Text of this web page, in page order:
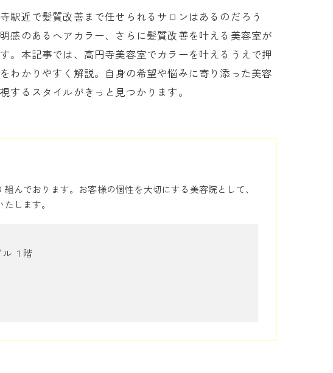
駅近で髪質改善まで任せられるサロンはあるのだろう
感のあるヘアカラー、さらに髪質改善を叶える美容室が
。本記事では、高円寺美容室でカラーを叶えるうえで押
わかりやすく解説。自身の希望や悩みに寄り添った美容
るスタイルがきっと見つかります。
んでおります。お客様の個性を大切にする美容院として、
します。
１階